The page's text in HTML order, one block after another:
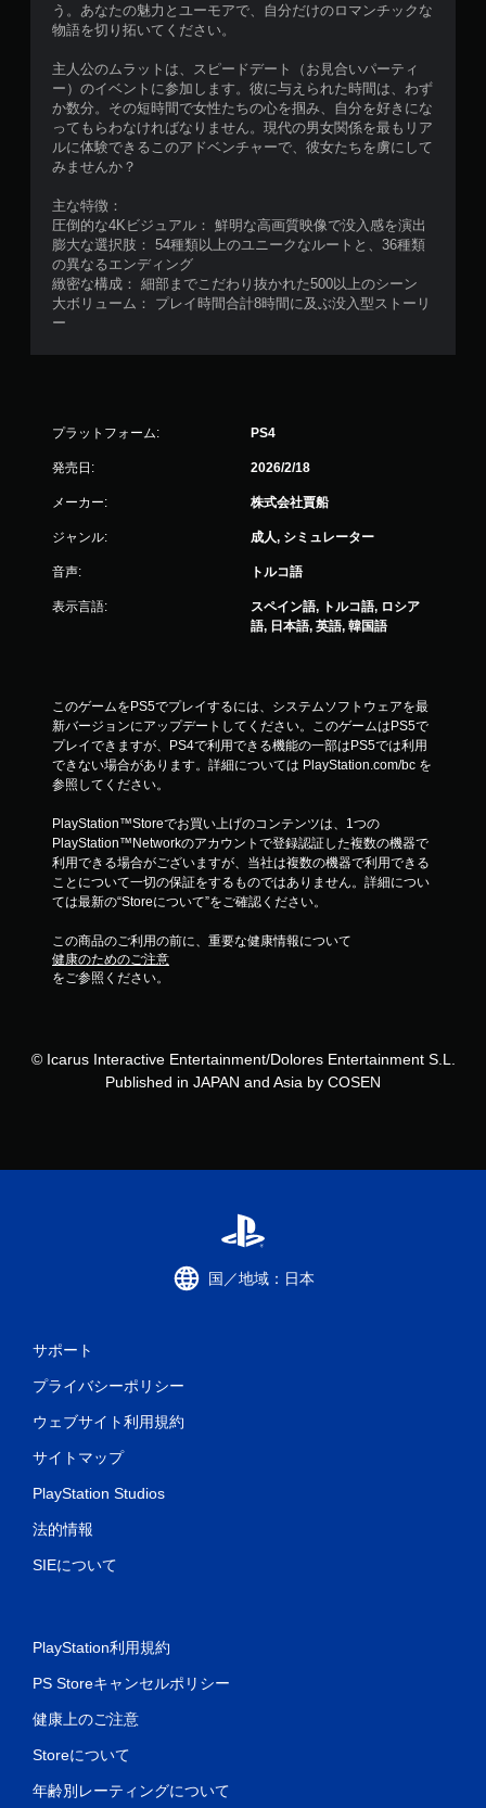
う。あなたの魅力とユーモアで、自分だけのロマンチックな
物語を切り拓いてください。
主人公のムラットは、スピードデート（お見合いパーティ
ー）のイベントに参加します。彼に与えられた時間は、わず
か数分。その短時間で女性たちの心を掴み、自分を好きにな
ってもらわなければなりません。現代の男女関係を最もリア
ルに体験できるこのアドベンチャーで、彼女たちを虜にして
みませんか？
主な特徴：
圧倒的な4Kビジュアル： 鮮明な高画質映像で没入感を演出
膨大な選択肢： 54種類以上のユニークなルートと、36種類
の異なるエンディング
緻密な構成： 細部までこだわり抜かれた500以上のシーン
大ボリューム： プレイ時間合計8時間に及ぶ没入型ストーリ
ー
プラットフォーム: PS4
発売日: 2026/2/18
メーカー: 株式会社賈船
ジャンル: 成人, シミュレーター
音声: トルコ語
表示言語:
スペイン語, トルコ語, ロシア
語, 日本語, 英語, 韓国語
このゲームをPS5でプレイするには、システムソフトウェアを最
新バージョンにアップデートしてください。このゲームはPS5で
プレイできますが、PS4で利用できる機能の一部はPS5では利用
できない場合があります。詳細については PlayStation.com/bc を
参照してください。
PlayStation™Storeでお買い上げのコンテンツは、1つの
PlayStation™Networkのアカウントで登録認証した複数の機器で
利用できる場合がございますが、当社は複数の機器で利用できる
ことについて一切の保証をするものではありません。詳細につい
ては最新の“Storeについて”をご確認ください。
この商品のご利用の前に、重要な健康情報について
健康のためのご注意
をご参照ください。
© Icarus Interactive Entertainment/Dolores Entertainment S.L.
Published in JAPAN and Asia by COSEN
国／地域：日本
サポート
プライバシーポリシー
ウェブサイト利用規約
サイトマップ
PlayStation Studios
法的情報
SIEについて
PlayStation利用規約
PS Storeキャンセルポリシー
健康上のご注意
Storeについて
年齢別レーティングについて